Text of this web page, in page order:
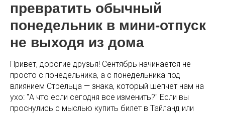
превратить обычный
понедельник в мини-отпуск
не выходя из дома
Привет, дорогие друзья! Сентябрь начинается не
просто с понедельника, а с понедельника под
влиянием Стрельца — знака, который шепчет нам на
ухо: "А что если сегодня все изменить?" Если вы
проснулись с мыслью купить билет в Тайланд или